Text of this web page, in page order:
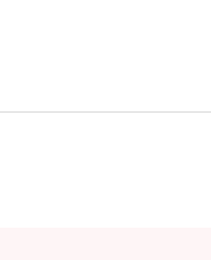
มื้อสังสรรค์กับเพื่อน
บ ซูชิ และโซนขนม
ต์หลากหลาย มีเมนู
ด นักท่องเที่ยวจะชื่น
และบีทีเอสชิดลม